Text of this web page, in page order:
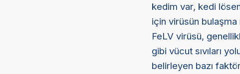
kedim var, kedi
için virüsün
FeLV virüsü,
gibi vücut sıvıları
belirleyen bazı